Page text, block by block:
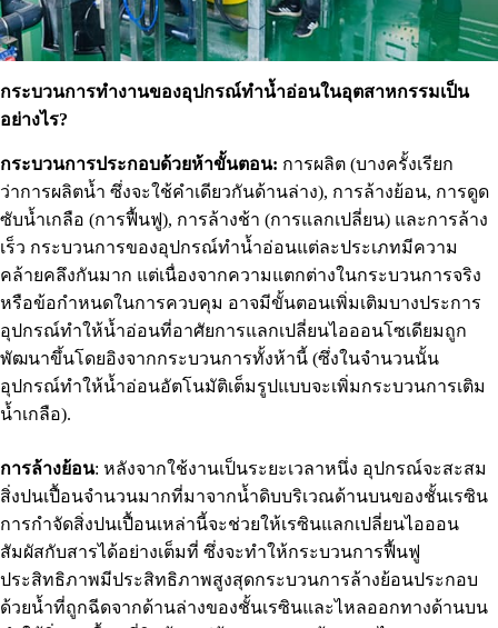
กระบวนการทำงานของอุปกรณ์ทำน้ำอ่อนในอุตสาหกรรมเป็น
อย่างไร?
กระบวนการประกอบด้วยห้าขั้นตอน: การผลิต (บางครั้งเรียก
ว่าการผลิตน้ำ ซึ่งจะใช้คำเดียวกันด้านล่าง), การล้างย้อน, การดูด
ซับน้ำเกลือ (การฟื้นฟู), การล้างช้า (การแลกเปลี่ยน) และการล้าง
เร็ว กระบวนการของอุปกรณ์ทำน้ำอ่อนแต่ละประเภทมีความ
คล้ายคลึงกันมาก แต่เนื่องจากความแตกต่างในกระบวนการจริง
หรือข้อกำหนดในการควบคุม อาจมีขั้นตอนเพิ่มเติมบางประการ
อุปกรณ์ทำให้น้ำอ่อนที่อาศัยการแลกเปลี่ยนไอออนโซเดียมถูก
พัฒนาขึ้นโดยอิงจากกระบวนการทั้งห้านี้ (ซึ่งในจำนวนนั้น
อุปกรณ์ทำให้น้ำอ่อนอัตโนมัติเต็มรูปแบบจะเพิ่มกระบวนการเติม
น้ำเกลือ).
การล้างย้อน: หลังจากใช้งานเป็นระยะเวลาหนึ่ง อุปกรณ์จะสะสม
สิ่งปนเปื้อนจำนวนมากที่มาจากน้ำดิบบริเวณด้านบนของชั้นเรซิน
การกำจัดสิ่งปนเปื้อนเหล่านี้จะช่วยให้เรซินแลกเปลี่ยนไอออน
สัมผัสกับสารได้อย่างเต็มที่ ซึ่งจะทำให้กระบวนการฟื้นฟู
ประสิทธิภาพมีประสิทธิภาพสูงสุดกระบวนการล้างย้อนประกอบ
ด้วยน้ำที่ถูกฉีดจากด้านล่างของชั้นเรซินและไหลออกทางด้านบน